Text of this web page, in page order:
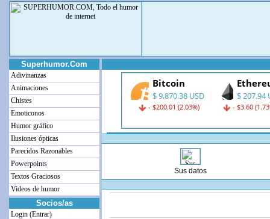
Superhumor.Com
Adivinanzas
Animaciones
Chistes
Emoticonos
Humor gráfico
Ilusiones ópticas
Parecidos Razonables
Powerpoints
Textos Graciosos
Videos de humor
Socios/as
Login (Entrar)
Sus datos